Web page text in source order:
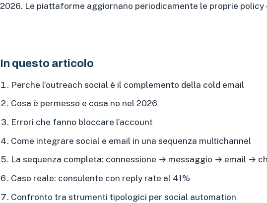
2026. Le piattaforme aggiornano periodicamente le proprie
In questo articolo
Perche l’outreach social è il complemento della cold email
Cosa è permesso e cosa no nel 2026
Errori che fanno bloccare l’account
Come integrare social e email in una sequenza multichannel
La sequenza completa: connessione → messaggio → email →
Caso reale: consulente con reply rate al 41%
Confronto tra strumenti tipologici per social automation